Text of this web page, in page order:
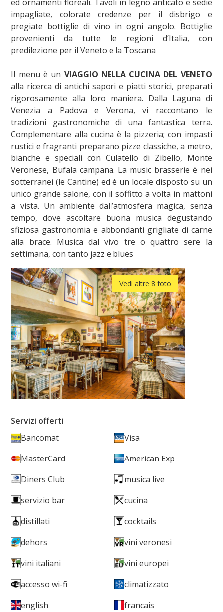
ed ornamenti floreali. Tavoli in legno anticato e sedie
impagliate, colorate credenze per il disbrigo e
pregiate bottiglie di vino in ogni angolo. Bottiglie
provenienti da tutte le regioni d’Italia, con
predilezione per il Veneto e la Toscana
Il menu è un VIAGGIO NELLA CUCINA DEL VENETO
alla ricerca di antichi sapori e piatti storici, preparati
rigorosamente alla loro maniera. Dalla Laguna di
Venezia a Padova e Verona, vi raccontano le
tradizioni gastronomiche di una fantastica terra.
Complementare alla cucina è la pizzeria; con impasti
rustici e fragranti preparano pizze classiche, a metro,
bianche e speciali con Culatello di Zibello, Monte
Veronese, Bufala campana. La music brasserie è nei
sotterranei (le Cantine) ed è un locale disposto su un
unico grande salone, con il soffitto a volta in mattoni
a vista. Un ambiente dall’atmosfera magica, senza
tempo, dove ascoltare buona musica degustando
sfiziosa gastronomia e abbondanti grigliate di carne
alla brace. Musica dal vivo tre o quattro sere la
settimana, con tanto jazz e blues
Vedi altre 8 foto
Servizi offerti
Bancomat
Visa
MasterCard
American Exp
Diners Club
musica live
servizio bar
cucina
distillati
cocktails
dehors
vini veronesi
vini italiani
vini europei
accesso wi-fi
climatizzato
english
francais